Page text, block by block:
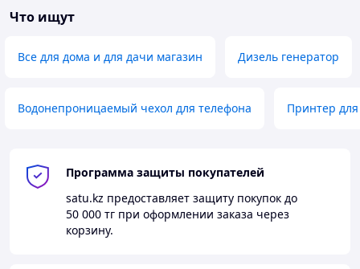
Что ищут
Все для дома и для дачи магазин Дизель генератор
Водонепроницаемый чехол для телефона Принтер
Программа защиты покупателей
satu.kz предоставляет защиту покупок до
50 000 тг при оформлении заказа через
корзину.